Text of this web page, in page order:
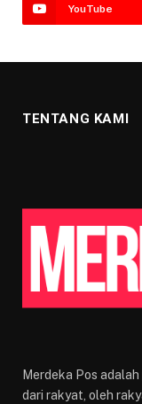
YouTube
TENTANG KAMI
Merdeka Pos
dari rakyat, oleh